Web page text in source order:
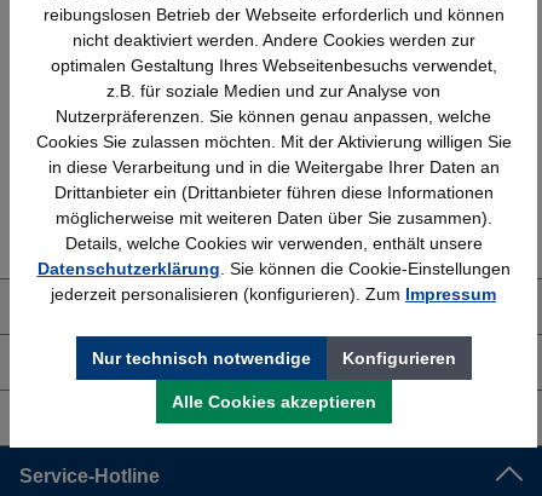
Schnelle Lieferung
Bundesweit
Topmarken
Faire Preise
Erfahrung
Bewährt seit 1958
Kostenlose Beratung
(04205) 635940
Über uns
Shop Service
Service-Hotline
reibungslosen Betrieb der Webseite erforderlich und können
nicht deaktiviert werden. Andere Cookies werden zur
optimalen Gestaltung Ihres Webseitenbesuchs verwendet,
z.B. für soziale Medien und zur Analyse von
Nutzerpräferenzen. Sie können genau anpassen, welche
Cookies Sie zulassen möchten. Mit der Aktivierung willigen Sie
in diese Verarbeitung und in die Weitergabe Ihrer Daten an
Drittanbieter ein (Drittanbieter führen diese Informationen
möglicherweise mit weiteren Daten über Sie zusammen).
Details, welche Cookies wir verwenden, enthält unsere
Datenschutzerklärung . Sie können die Cookie-Einstellungen
jederzeit personalisieren (konfigurieren). Zum Impressum
Nur technisch notwendige Konfigurieren
Alle Cookies akzeptieren